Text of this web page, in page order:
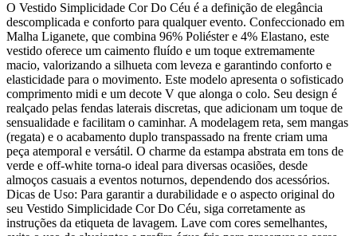
O Vestido Simplicidade Cor Do Céu é a definição de elegância
descomplicada e conforto para qualquer evento. Confeccionado em
Malha Liganete, que combina 96% Poliéster e 4% Elastano, este
vestido oferece um caimento fluído e um toque extremamente
macio, valorizando a silhueta com leveza e garantindo conforto e
elasticidade para o movimento. Este modelo apresenta o sofisticado
comprimento midi e um decote V que alonga o colo. Seu design é
realçado pelas fendas laterais discretas, que adicionam um toque de
sensualidade e facilitam o caminhar. A modelagem reta, sem mangas
(regata) e o acabamento duplo transpassado na frente criam uma
peça atemporal e versátil. O charme da estampa abstrata em tons de
verde e off-white torna-o ideal para diversas ocasiões, desde
almoços casuais a eventos noturnos, dependendo dos acessórios.
Dicas de Uso: Para garantir a durabilidade e o aspecto original do
seu Vestido Simplicidade Cor Do Céu, siga corretamente as
instruções da etiqueta de lavagem. Lave com cores semelhantes,